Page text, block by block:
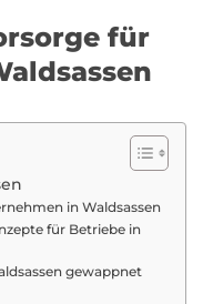
für
in Waldsassen
für Betriebe in
gewappnet